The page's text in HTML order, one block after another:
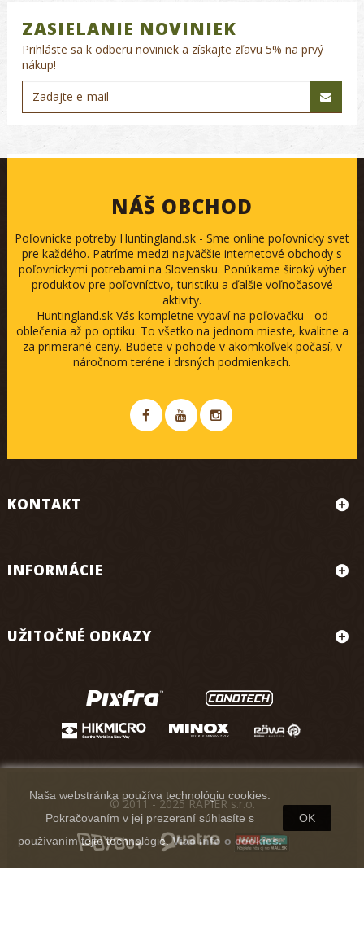
ZASIELANIE NOVINIEK
Prihláste sa k odberu noviniek a získajte zľavu 5% na prvý
nákup!
NÁŠ OBCHOD
Poľovnícke potreby Huntingland.sk - Sme online poľovnícky svet
pre každého. Patríme medzi najväčšie internetové obchody s
poľovníckymi potrebami na Slovensku. Ponúkame široký výber
produktov pre poľovníctvo, turistiku a ďalšie voľnočasové
aktivity.
Huntingland.sk Vás kompletne vybaví na poľovačku - od
oblečenia až po optiku. To všetko na jednom mieste, kvalitne a
za primerané ceny. Budete v pohode v akomkoľvek počasí, v
náročnom teréne i drsných podmienkach.
KONTAKT
INFORMÁCIE
UŽITOČNÉ ODKAZY
Naša webstránka používa technológiu cookies.
Pokračovaním v jej prezeraní súhlasíte s
používaním tejto technológie.Viac info o cookies.
OK
© 2011 - 2025 RAPIER s.r.o.